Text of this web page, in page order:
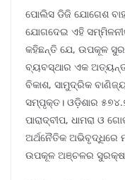
ପୋଲିସ ଡିଜି ଯୋଗେଶ
ଯୋଗଦେଇ ଏହି
କହିଛନ୍ତି ଯେ, ଉପକୂଳ
ବ୍ୟବସ୍ଥାର ଏକ ଅତ୍ୟନ୍ତ
ବିକାଶ, ସାମୁଦ୍ରିକ
ସମ୍ପୃକ୍ତ। ଓଡ଼ିଶାର
ପାରାଦ୍ବୀପ, ଧାମରା ଓ
ଅର୍ଥନୈତିକ ଅଭିବୃଦ୍ଧିରେ
ଉପକୂଳ ଅଞ୍ଚଳର